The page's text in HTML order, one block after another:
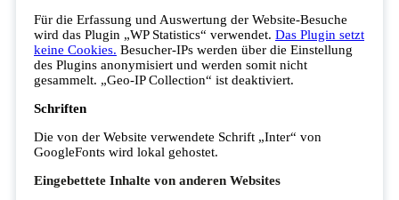
Für die Erfassung und Auswertung der Website-Besuche
wird das Plugin „WP Statistics“ verwendet. Das Plugin setzt
keine Cookies. Besucher-IPs werden über die Einstellung
des Plugins anonymisiert und werden somit nicht
gesammelt. „Geo-IP Collection“ ist deaktiviert.
Schriften
Die von der Website verwendete Schrift „Inter“ von
GoogleFonts wird lokal gehostet.
Eingebettete Inhalte von anderen Websites